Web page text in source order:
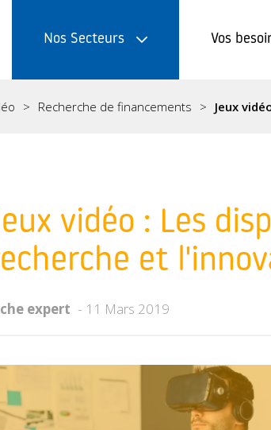
Nos Secteurs Vos
Recherche de financements Jeux
vidéo : Les
et
expert 11 Mars 2019